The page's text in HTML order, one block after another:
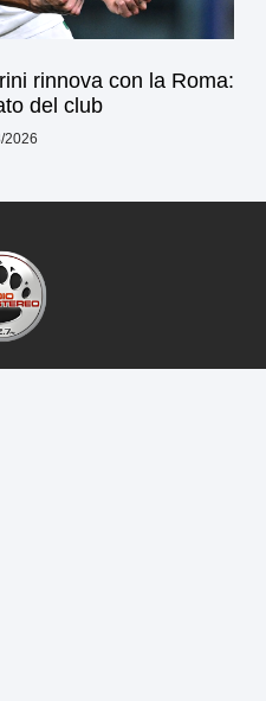
rinnova con la Roma:
del club
2026